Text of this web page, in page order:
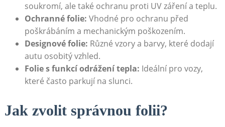
soukromí, ale také ochranu proti ‍UV záření a teplu.
Ochranné⁣ folie: Vhodné pro ochranu před
poškrábáním a mechanickým poškozením.
Designové folie: ‌Různé vzory a barvy, ⁤které dodají
autu osobitý vzhled.
Folie s funkcí odrážení tepla: Ideální pro vozy,
které ‍často parkují ​na slunci.
Jak zvolit ⁤správnou folii?